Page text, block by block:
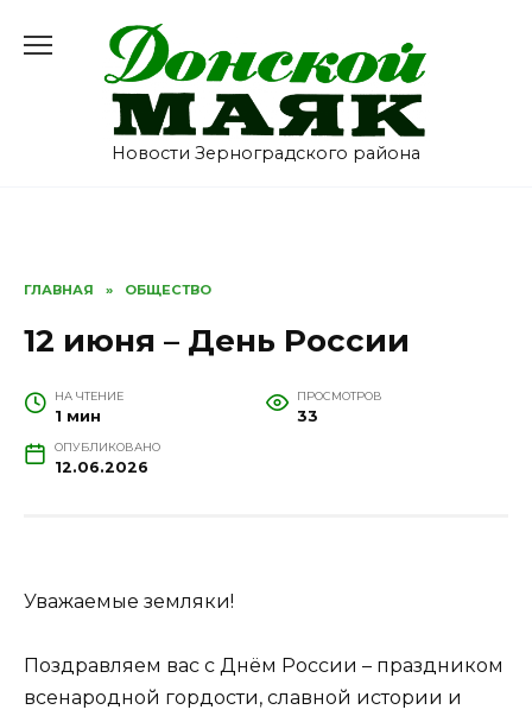
содержанию
Новости Зерноградского района
ГЛАВНАЯ » ОБЩЕСТВО
12 июня – День России
НА ЧТЕНИЕ
1 мин
ПРОСМОТРОВ
33
ОПУБЛИКОВАНО
12.06.2026
Уважаемые земляки!
Поздравляем вас с Днём России – праздником
всенародной гордости, славной истории и